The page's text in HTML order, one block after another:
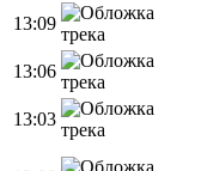
13:09
13:06
13:03